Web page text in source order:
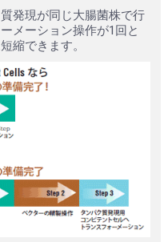
発現が同じ大腸菌株で行
メーション操作が1回と
縮できます。